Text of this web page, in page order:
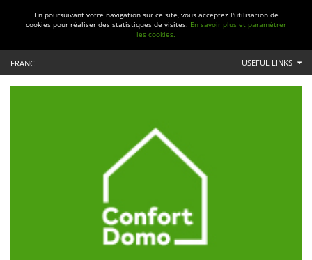
En poursuivant votre navigation sur ce site, vous acceptez l'utilisation de
cookies pour réaliser des statistiques de visites. En savoir plus et paramétrer
les cookies.
FRANCE USEFUL LINKS